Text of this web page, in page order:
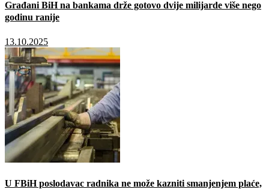
Građani BiH na bankama drže gotovo dvije milijarde više nego
godinu ranije
13.10.2025
U FBiH poslodavac radnika ne može kazniti smanjenjem plaće,